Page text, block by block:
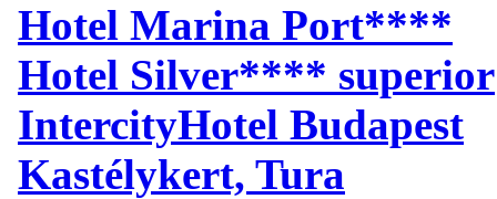
Hotel Marina Port****
Hotel Silver**** superior
IntercityHotel Budapest
Kastélykert, Tura